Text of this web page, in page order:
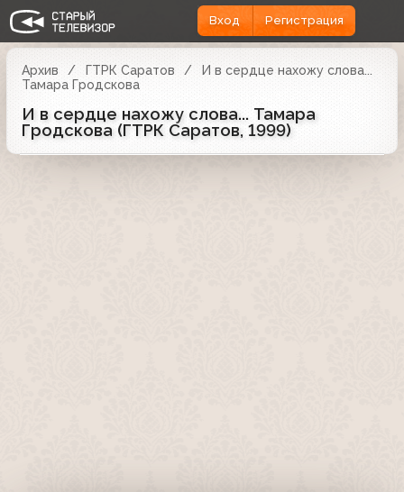
Вход Регистрация
Архив ГТРК Саратов
И в сердце нахожу слова...
Тамара Гродскова
И в сердце нахожу слова... Тамара
Гродскова (ГТРК Саратов, 1999)